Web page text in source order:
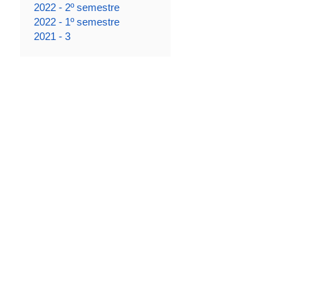
2022 - 2º semestre
2022 - 1º semestre
2021 - 3